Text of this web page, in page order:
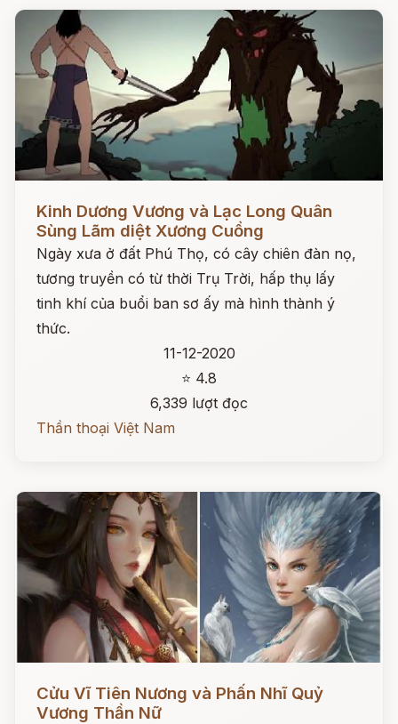
Kinh Dương Vương và Lạc Long Quân
Sùng Lãm diệt Xương Cuồng
Ngày xưa ở đất Phú Thọ, có cây chiên đàn nọ,
tương truyền có từ thời Trụ Trời, hấp thụ lấy
tinh khí của buổi ban sơ ấy mà hình thành ý
thức.
11-12-2020
⭐ 4.8
6,339 lượt đọc
Thần thoại Việt Nam
Cửu Vĩ Tiên Nương và Phấn Nhĩ Quỷ
Vương Thần Nữ